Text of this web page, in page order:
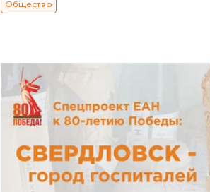
Общество